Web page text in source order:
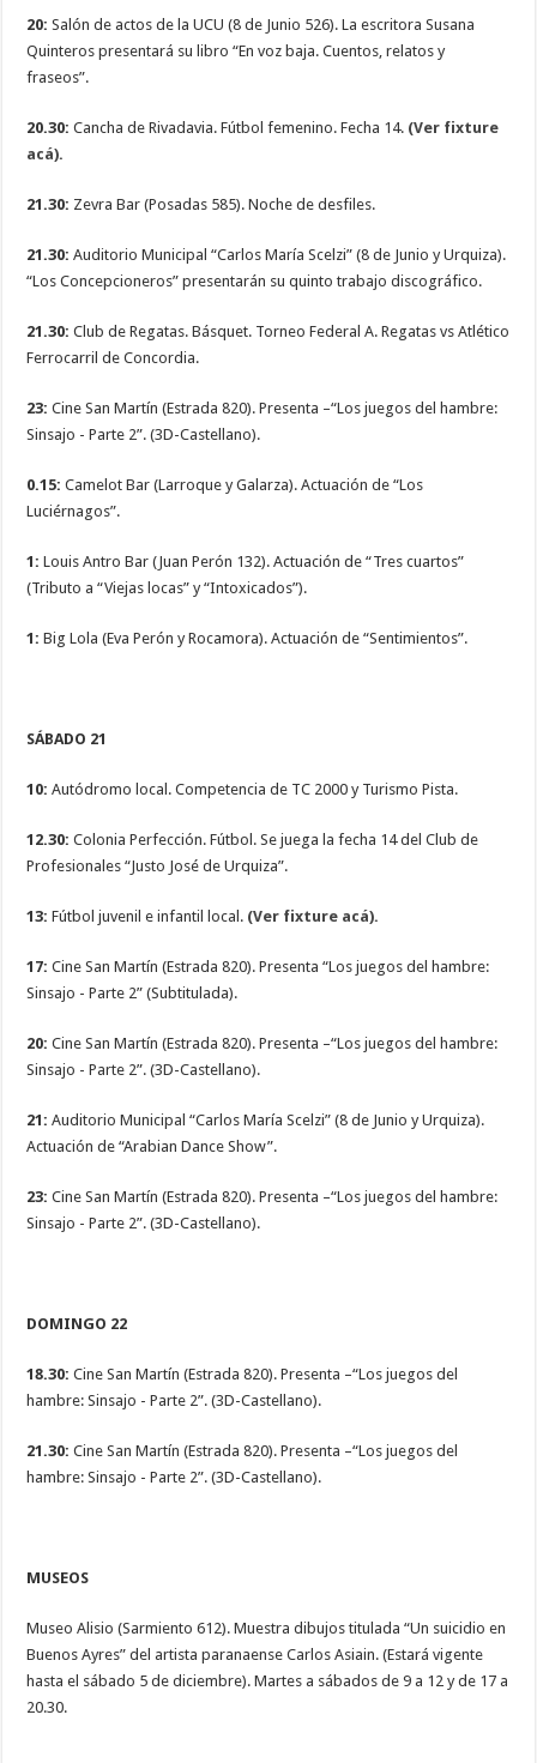
20: Salón de actos de la UCU (8 de Junio 526). La escritora Susana
Quinteros presentará su libro “En voz baja. Cuentos, relatos y
fraseos”.
20.30:Cancha de Rivadavia. Fútbol femenino. Fecha 14. (Ver fixture
acá).
21.30: Zevra Bar (Posadas 585). Noche de desfiles.
21.30: Auditorio Municipal “Carlos María Scelzi” (8 de Junio y Urquiza).
“Los Concepcioneros” presentarán su quinto trabajo discográfico.
21.30: Club de Regatas. Básquet. Torneo Federal A. Regatas vs Atlético
Ferrocarril de Concordia.
23: Cine San Martín (Estrada 820). Presenta –“Los juegos del hambre:
Sinsajo - Parte 2”. (3D-Castellano).
0.15: Camelot Bar (Larroque y Galarza). Actuación de “Los
‎Luciérnagos”.
1: Louis Antro Bar (Juan Perón 132). Actuación de “Tres cuartos”
(Tributo a “Viejas locas” y “Intoxicados”).
1: Big Lola (Eva Perón y Rocamora). Actuación de “Sentimientos”.
SÁBADO 21
10: Autódromo local. Competencia de TC 2000 y Turismo Pista.
12.30: Colonia Perfección. Fútbol. Se juega la fecha 14 del Club de
Profesionales “Justo José de Urquiza”.
13: Fútbol juvenil e infantil local. (Ver fixture acá).
17: Cine San Martín (Estrada 820). Presenta “Los juegos del hambre:
Sinsajo - Parte 2” (Subtitulada).
20: Cine San Martín (Estrada 820). Presenta –“Los juegos del hambre:
Sinsajo - Parte 2”. (3D-Castellano).
21: Auditorio Municipal “Carlos María Scelzi” (8 de Junio y Urquiza).
Actuación de “Arabian Dance Show”.
23: Cine San Martín (Estrada 820). Presenta –“Los juegos del hambre:
Sinsajo - Parte 2”. (3D-Castellano).
DOMINGO 22
18.30: Cine San Martín (Estrada 820). Presenta –“Los juegos del
hambre: Sinsajo - Parte 2”. (3D-Castellano).
21.30: Cine San Martín (Estrada 820). Presenta –“Los juegos del
hambre: Sinsajo - Parte 2”. (3D-Castellano).
MUSEOS
Museo Alisio (Sarmiento 612). Muestra dibujos titulada “Un suicidio en
Buenos Ayres” del artista paranaense Carlos Asiain. (Estará vigente
hasta el sábado 5 de diciembre). Martes a sábados de 9 a 12 y de 17 a
20.30.